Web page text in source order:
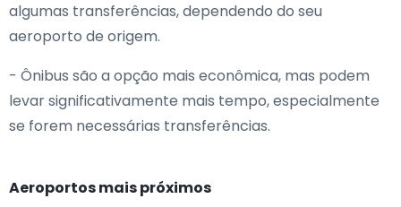
algumas transferências, dependendo do seu
aeroporto de origem.
- Ônibus são a opção mais econômica, mas podem
levar significativamente mais tempo, especialmente
se forem necessárias transferências.
Aeroportos mais próximos